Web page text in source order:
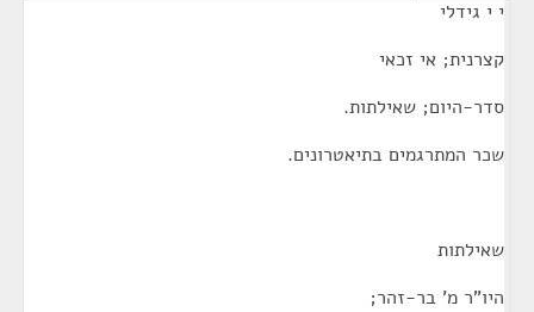
י י גידלי
קצרנית; אי זכאי
סדר-היום; שאילתות.
שכר המתרגמים בתיאטרונים.
שאילתות
היו"ר מ' בר-זהר;